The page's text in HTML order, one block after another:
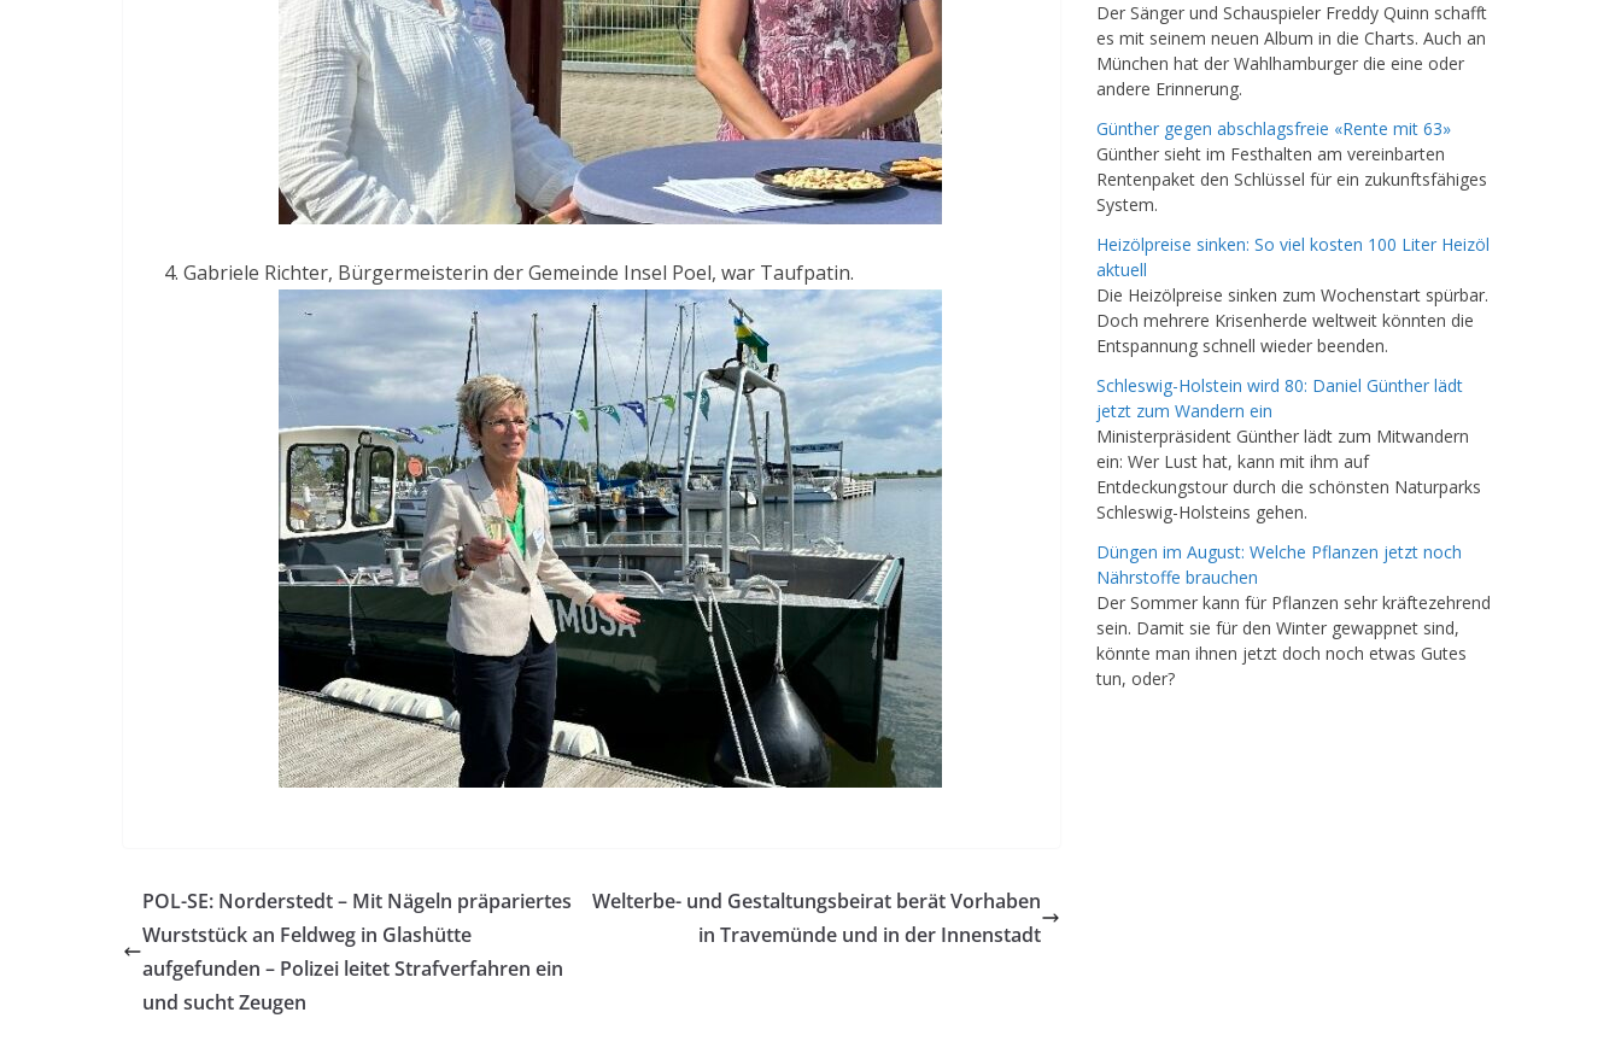
Gabriele Richter, Bürgermeisterin der Gemeinde Insel Poel, war Taufpatin.
POL-SE: Norderstedt – Mit Nägeln präpariertes
Wurststück an Feldweg in Glashütte
aufgefunden – Polizei leitet Strafverfahren ein
und sucht Zeugen
Welterbe- und Gestaltungsbeirat berät Vorhaben
in Travemünde und in der Innenstadt
Der Sänger und Schauspieler Freddy Quinn schafft
es mit seinem neuen Album in die Charts. Auch an
München hat der Wahlhamburger die eine oder
andere Erinnerung.
Günther gegen abschlagsfreie «Rente mit 63»
Günther sieht im Festhalten am vereinbarten
Rentenpaket den Schlüssel für ein zukunftsfähiges
System.
Heizölpreise sinken: So viel kosten 100 Liter Heizöl
aktuell
Die Heizölpreise sinken zum Wochenstart spürbar.
Doch mehrere Krisenherde weltweit könnten die
Entspannung schnell wieder beenden.
Schleswig-Holstein wird 80: Daniel Günther lädt
jetzt zum Wandern ein
Ministerpräsident Günther lädt zum Mitwandern
ein: Wer Lust hat, kann mit ihm auf
Entdeckungstour durch die schönsten Naturparks
Schleswig-Holsteins gehen.
Düngen im August: Welche Pflanzen jetzt noch
Nährstoffe brauchen
Der Sommer kann für Pflanzen sehr kräftezehrend
sein. Damit sie für den Winter gewappnet sind,
könnte man ihnen jetzt doch noch etwas Gutes
tun, oder?